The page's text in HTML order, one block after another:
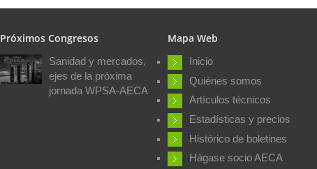
Próximos Congresos
Sanidad y mercados,
ejes de la próxima
jornada WPSA-AECA
Mapa Web
Inicio
Quiénes somos
Artículos técnicos
Estadísticas y precios
Histórico de boletines
Hágase socio AECA